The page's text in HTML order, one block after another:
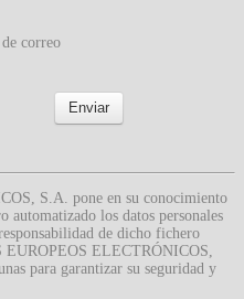
correo
Enviar
S.A. pone en su conocimiento
automatizado los datos personales
de dicho fichero
EUROPEOS ELECTRÓNICOS,
para garantizar su seguridad y